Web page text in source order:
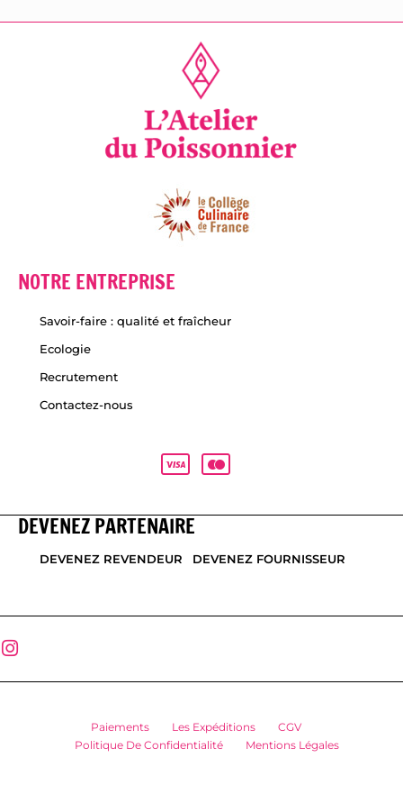
NOTRE ENTREPRISE
Savoir-faire : qualité et fraîcheur
Ecologie
Recrutement
Contactez-nous
DEVENEZ PARTENAIRE
DEVENEZ REVENDEUR DEVENEZ FOURNISSEUR
Paiements Les Expéditions
CGV
Politique De Confidentialité
Mentions Légales